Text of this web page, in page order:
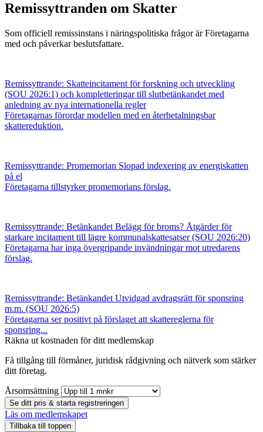
Remissyttranden om Skatter
Som officiell remissinstans i näringspolitiska frågor är Företagarna
med och påverkar beslutsfattare.
Remissyttrande: Skatteincitament för forskning och utveckling
(SOU 2026:1) och kompletteringar till slutbetänkandet med
anledning av nya internationella regler
Företagarnas förordar modellen med en återbetalningsbar
skattereduktion.
Remissyttrande: Promemorian Slopad indexering av energiskatten
på el
Företagarna tillstyrker promemorians förslag.
Remissyttrande: Betänkandet Belägg för broms? Åtgärder för
starkare incitament till lägre kommunalskattesatser (SOU 2026:20)
Företagarna har inga övergripande invändningar mot utredarens
förslag.
Remissyttrande: Betänkandet Utvidgad avdragsrätt för sponsring
m.m. (SOU 2026:5)
Företagarna ser positivt på förslaget att skattereglerna för
sponsring...
Räkna ut kostnaden för ditt medlemskap
Få tillgång till förmåner, juridisk rådgivning och nätverk som stärker
ditt företag.
Årsomsättning
Se ditt pris & starta registreringen
Läs om medlemskapet
Tillbaka till toppen